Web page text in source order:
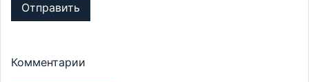
Отправить
Комментарии